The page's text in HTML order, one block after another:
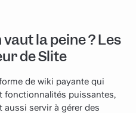
la peine ? Les
de Slite
de wiki payante qui
fonctionnalités puissantes,
aussi servir à gérer des